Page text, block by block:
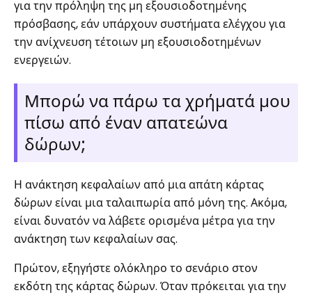
για την πρόληψη της μη εξουσιοδοτημένης
πρόσβασης, εάν υπάρχουν συστήματα ελέγχου για
την ανίχνευση τέτοιων μη εξουσιοδοτημένων
ενεργειών.
Μπορώ να πάρω τα χρήματά μου
πίσω από έναν απατεώνα
δώρων;
Η ανάκτηση κεφαλαίων από μια απάτη κάρτας
δώρων είναι μια ταλαιπωρία από μόνη της. Ακόμα,
είναι δυνατόν να λάβετε ορισμένα μέτρα για την
ανάκτηση των κεφαλαίων σας.
Πρώτον, εξηγήστε ολόκληρο το σενάριο στον
εκδότη της κάρτας δώρων. Όταν πρόκειται για την